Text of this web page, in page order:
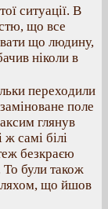
ситуації. В
що все
що людину,
ніколи в
переходили
поле
глянув
ж самі білі
безкраєю
То були також
що йшов